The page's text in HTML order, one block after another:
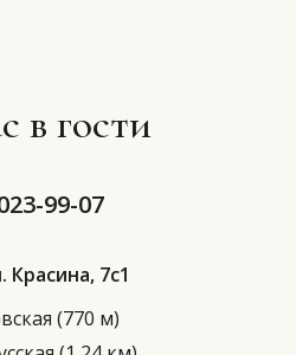
в гости
99-07
Красина, 7с1
(770 м)